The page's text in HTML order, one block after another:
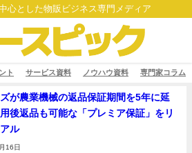
心とした物販ビジネス専門メディア
ト サービス資料 ノウハウ資料 専門家コラム
が農業機械の返品保証期間を5年に延
後返品も可能な「プレミア保証」をリ
ル
16日